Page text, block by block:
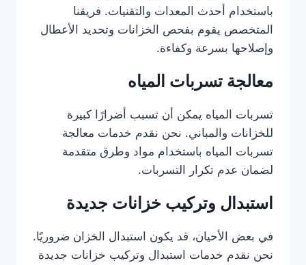
باستخدام أحدث المعدات والتقنيات. فريقنا
المتخصص يقوم بفحص الخزانات وتحديد الأعطال
وإصلاحها بسرعة وكفاءة.
معالجة تسربات المياه
تسربات المياه يمكن أن تسبب أضرارًا كبيرة
للخزانات والمباني. نحن نقدم خدمات معالجة
تسربات المياه باستخدام مواد وطرق متقدمة
لضمان عدم تكرار التسربات.
استبدال وتركيب خزانات جديدة
في بعض الأحيان، قد يكون استبدال الخزان ضروريًا.
نحن نقدم خدمات استبدال وتركيب خزانات جديدة